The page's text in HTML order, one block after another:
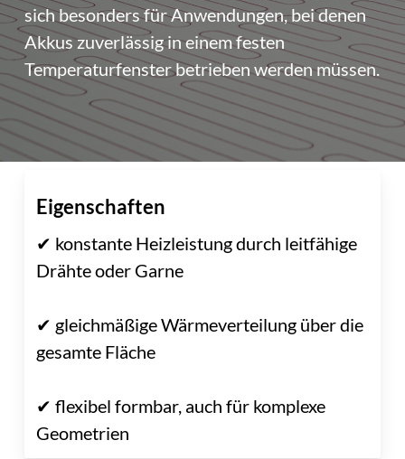
sich besonders für Anwendungen, bei denen
Akkus zuverlässig in einem festen
Temperaturfenster betrieben werden müssen.
Eigenschaften
✔ konstante Heizleistung durch leitfähige
Drähte oder Garne
✔ gleichmäßige Wärmeverteilung über die
gesamte Fläche
✔ flexibel formbar, auch für komplexe
Geometrien